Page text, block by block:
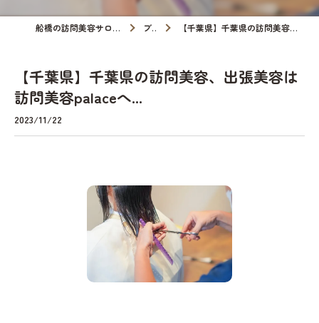
船橋の訪問美容サロンなら訪問美容palace ブログ 【千葉県】千葉県の訪問美容、出張美容は訪問美容palaceへ...
【千葉県】千葉県の訪問美容、出張美容は
訪問美容palaceへ...
2023/11/22